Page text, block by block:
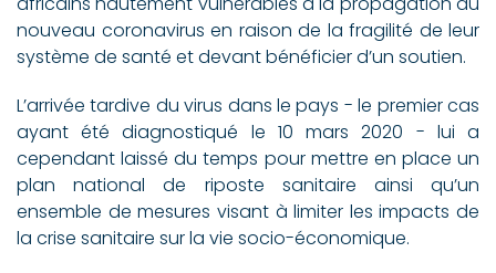
nouveau coronavirus en raison de la fragilité de leur
système de santé et devant bénéficier d’un soutien.
L’arrivée tardive du virus dans le pays - le premier cas
ayant été diagnostiqué le 10 mars 2020 - lui a
cependant laissé du temps pour mettre en place un
plan national de riposte sanitaire ainsi qu’un
ensemble de mesures visant à limiter les impacts de
la crise sanitaire sur la vie socio-économique.